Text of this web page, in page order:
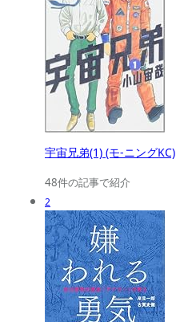
宇宙兄弟(1) (モ-ニングKC)
48件の記事で紹介
2